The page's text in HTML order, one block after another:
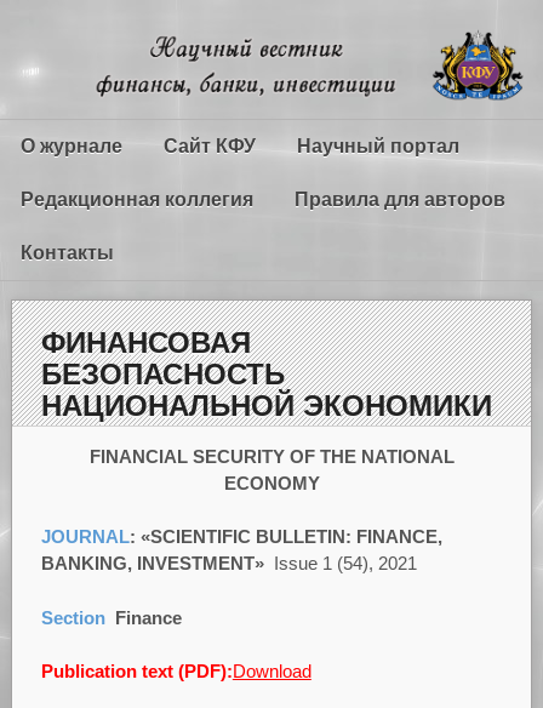
О журнале Сайт КФУ Научный портал
Редакционная коллегия Правила для авторов
Контакты
ФИНАНСОВАЯ
БЕЗОПАСНОСТЬ
НАЦИОНАЛЬНОЙ ЭКОНОМИКИ
FINANCIAL SECURITY OF THE NATIONAL
ECONOMY
JOURNAL: «SCIENTIFIC BULLETIN: FINANCE,
BANKING, INVESTMENT» Issue 1 (54), 2021
Section Finance
Publication text (PDF):Download